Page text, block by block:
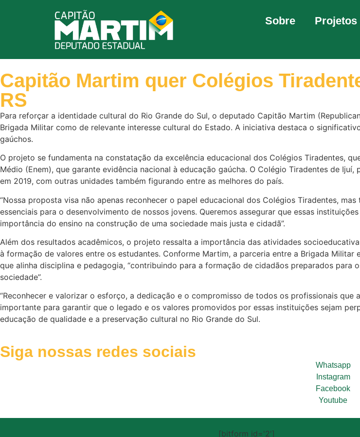
Sobre Projetos
Capitão Martim quer Colégios
RS
Para reforçar a identidade cultural do Rio Grande do Sul, o deputado Capitão Martim
Brigada Militar como de relevante interesse cultural do Estado. A iniciativa destaca o
gaúchos.
O projeto se fundamenta na constatação da excelência educacional dos Colégios Tiradentes,
Médio (Enem), que garante evidência nacional à educação gaúcha. O Colégio Tiradentes de
em 2019, com outras unidades também figurando entre as melhores do país.
“Nossa proposta visa não apenas reconhecer o papel educacional dos Colégios Tiradentes,
essenciais para o desenvolvimento de nossos jovens. Queremos assegurar que essas
importância do ensino na construção de uma sociedade mais justa e cidadã”.
Além dos resultados acadêmicos, o projeto ressalta a importância das atividades
à formação de valores entre os estudantes. Conforme Martim, a parceria entre a Brigada
que alinha disciplina e pedagogia, “contribuindo para a formação de cidadãos preparados
sociedade”.
“Reconhecer e valorizar o esforço, a dedicação e o compromisso de todos os profissionais
importante para garantir que o legado e os valores promovidos por essas instituições sejam
educação de qualidade e a preservação cultural no Rio Grande do Sul.
Siga nossas redes sociais
Whatsapp
Instagram
Facebook
Youtube
[bitform id='2']